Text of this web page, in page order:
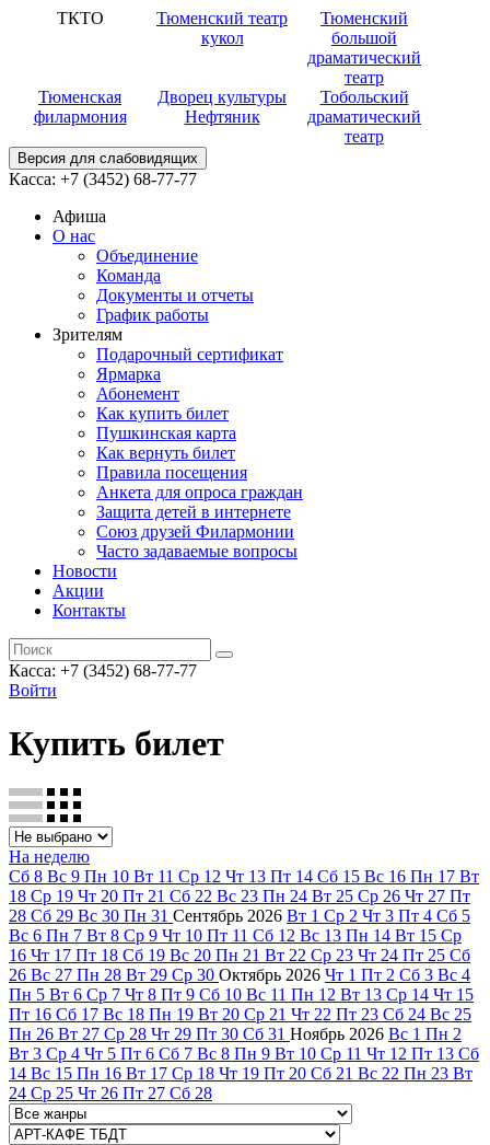
ТКТО
Тюменский театр
кукол
Тюменский
большой
драматический
театр
Тюменская
филармония
Дворец культуры
Нефтяник
Тобольский
драматический
театр
Версия для слабовидящих
Касса: +7 (3452) 68-77-77
Афиша
О нас
Объединение
Команда
Документы и отчеты
График работы
Зрителям
Подарочный сертификат
Ярмарка
Абонемент
Как купить билет
Пушкинская карта
Как вернуть билет
Правила посещения
Анкета для опроса граждан
Защита детей в интернете
Союз друзей Филармонии
Часто задаваемые вопросы
Новости
Акции
Контакты
Касса: +7 (3452) 68-77-77
Войти
Купить билет
На неделю
Сб 8 Вс 9 Пн 10 Вт 11 Ср 12 Чт 13 Пт 14 Сб 15 Вс 16 Пн 17 Вт
18 Ср 19 Чт 20 Пт 21 Сб 22 Вс 23 Пн 24 Вт 25 Ср 26 Чт 27 Пт
28 Сб 29 Вс 30 Пн 31 Сентябрь 2026 Вт 1 Ср 2 Чт 3 Пт 4 Сб 5
Вс 6 Пн 7 Вт 8 Ср 9 Чт 10 Пт 11 Сб 12 Вс 13 Пн 14 Вт 15 Ср
16 Чт 17 Пт 18 Сб 19 Вс 20 Пн 21 Вт 22 Ср 23 Чт 24 Пт 25 Сб
26 Вс 27 Пн 28 Вт 29 Ср 30 Октябрь 2026 Чт 1 Пт 2 Сб 3 Вс 4
Пн 5 Вт 6 Ср 7 Чт 8 Пт 9 Сб 10 Вс 11 Пн 12 Вт 13 Ср 14 Чт 15
Пт 16 Сб 17 Вс 18 Пн 19 Вт 20 Ср 21 Чт 22 Пт 23 Сб 24 Вс 25
Пн 26 Вт 27 Ср 28 Чт 29 Пт 30 Сб 31 Ноябрь 2026 Вс 1 Пн 2
Вт 3 Ср 4 Чт 5 Пт 6 Сб 7 Вс 8 Пн 9 Вт 10 Ср 11 Чт 12 Пт 13 Сб
14 Вс 15 Пн 16 Вт 17 Ср 18 Чт 19 Пт 20 Сб 21 Вс 22 Пн 23 Вт
24 Ср 25 Чт 26 Пт 27 Сб 28